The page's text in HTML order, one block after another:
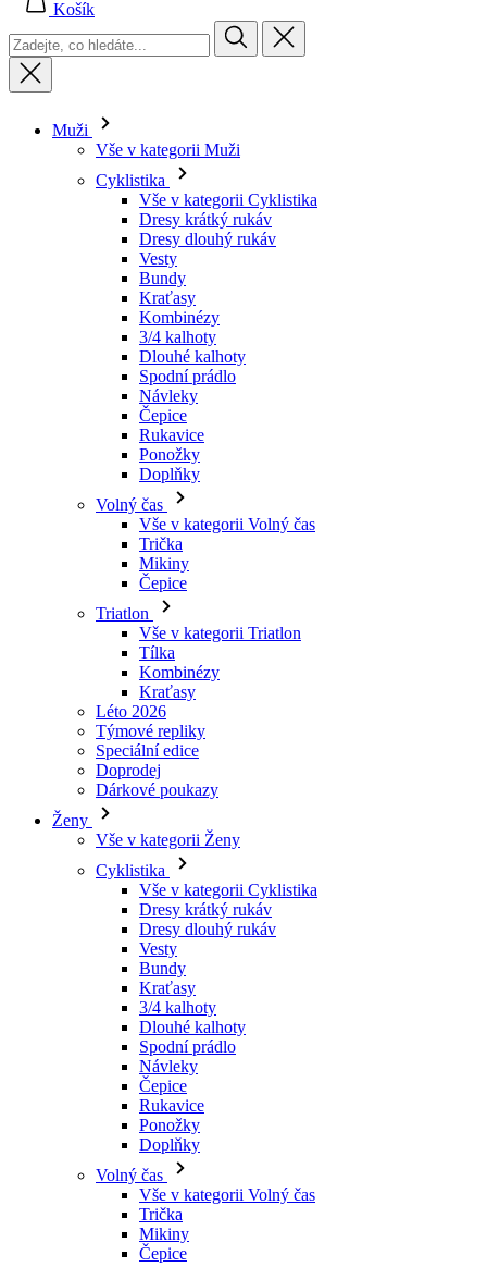
Muži
Vše v kategorii Muži
Dresy dlouhý rukáv
Vesty
Bundy
Kraťasy
Kombinézy
3/4 kalhoty
Dlouhé kalhoty
Spodní prádlo
Návleky
Čepice
Rukavice
Ponožky
Doplňky
Volný čas
Vše v kategorii Volný čas
Trička
Mikiny
Čepice
Triatlon
Vše v kategorii Triatlon
Tílka
Kombinézy
Kraťasy
Léto 2026
Týmové repliky
Speciální edice
Doprodej
Dárkové poukazy
Ženy
Vše v kategorii Ženy
Cyklistika
Vše v kategorii Cyklistika
Dresy dlouhý rukáv
Vesty
Bundy
Kraťasy
3/4 kalhoty
Dlouhé kalhoty
Spodní prádlo
Návleky
Čepice
Rukavice
Ponožky
Doplňky
Volný čas
Vše v kategorii Volný čas
Trička
Mikiny
Čepice
Triatlon
Vše v kategorii Triatlon
Tílka
Kombinézy